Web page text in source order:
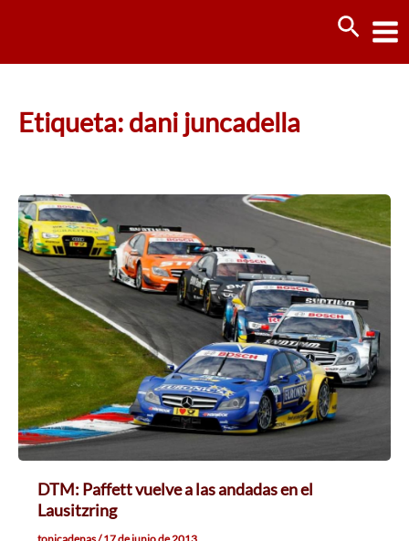
Etiqueta: dani juncadella
DTM: Paffett vuelve a las andadas en el
Lausitzring